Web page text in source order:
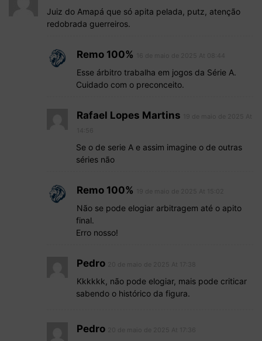
Juiz do Amapá que só apita pelada, putz, atenção
redobrada guerreiros.
Remo 100%
Esse árbitro trabalha em jogos da Série A.
Cuidado com o preconceito.
Rafael Lopes Martins
Se o de serie A e assim imagine o de outras
séries não
Remo 100%
Não se pode elogiar arbitragem até o apito
final.
Erro nosso!
Pedro
Kkkkkk, não pode elogiar, mais pode criticar
sabendo o histórico da figura.
Pedro